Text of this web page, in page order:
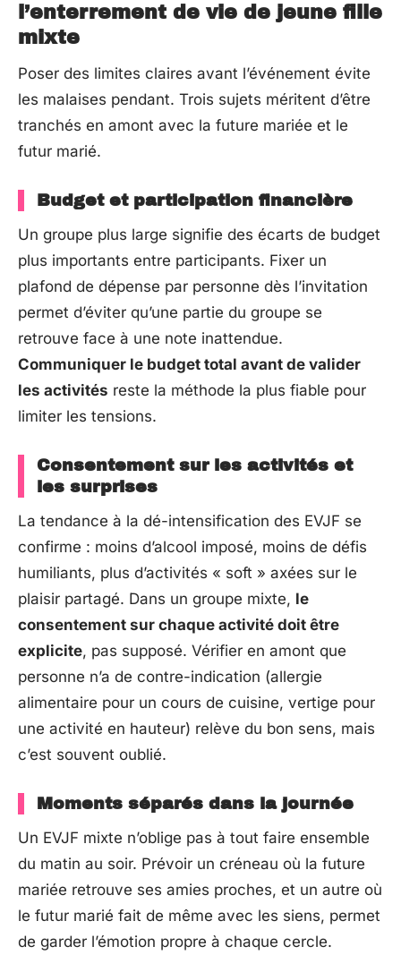
l’enterrement de vie de jeune fille
mixte
Poser des limites claires avant l’événement évite
les malaises pendant. Trois sujets méritent d’être
tranchés en amont avec la future mariée et le
futur marié.
Budget et participation financière
Un groupe plus large signifie des écarts de budget
plus importants entre participants. Fixer un
plafond de dépense par personne dès l’invitation
permet d’éviter qu’une partie du groupe se
retrouve face à une note inattendue.
Communiquer le budget total avant de valider
les activités reste la méthode la plus fiable pour
limiter les tensions.
Consentement sur les activités et
les surprises
La tendance à la dé-intensification des EVJF se
confirme : moins d’alcool imposé, moins de défis
humiliants, plus d’activités « soft » axées sur le
plaisir partagé. Dans un groupe mixte, le
consentement sur chaque activité doit être
explicite, pas supposé. Vérifier en amont que
personne n’a de contre-indication (allergie
alimentaire pour un cours de cuisine, vertige pour
une activité en hauteur) relève du bon sens, mais
c’est souvent oublié.
Moments séparés dans la journée
Un EVJF mixte n’oblige pas à tout faire ensemble
du matin au soir. Prévoir un créneau où la future
mariée retrouve ses amies proches, et un autre où
le futur marié fait de même avec les siens, permet
de garder l’émotion propre à chaque cercle.